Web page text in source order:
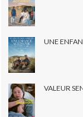
UNE
VALEUR